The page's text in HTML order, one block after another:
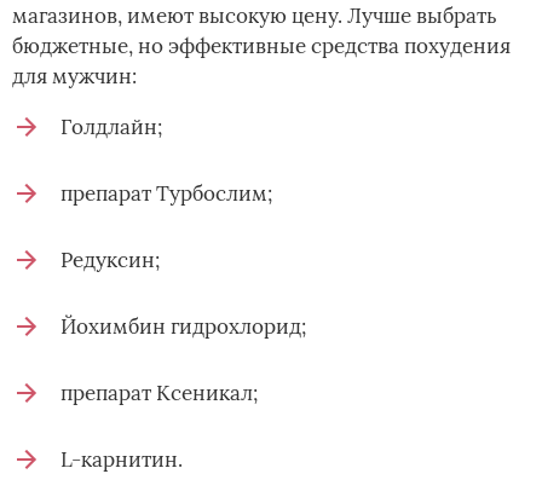
магазинов, имеют высокую цену. Лучше выбрать
бюджетные, но эффективные средства похудения
для мужчин:
Голдлайн;
препарат Турбослим;
Редуксин;
Йохимбин гидрохлорид;
препарат Ксеникал;
L-карнитин.